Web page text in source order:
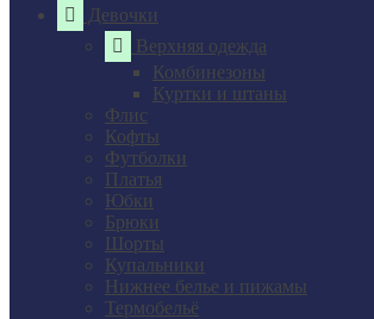
Девочки
Верхняя одежда
Комбинезоны
Куртки и штаны
Флис
Кофты
Футболки
Платья
Юбки
Брюки
Шорты
Купальники
Нижнее белье и пижамы
Термобельё